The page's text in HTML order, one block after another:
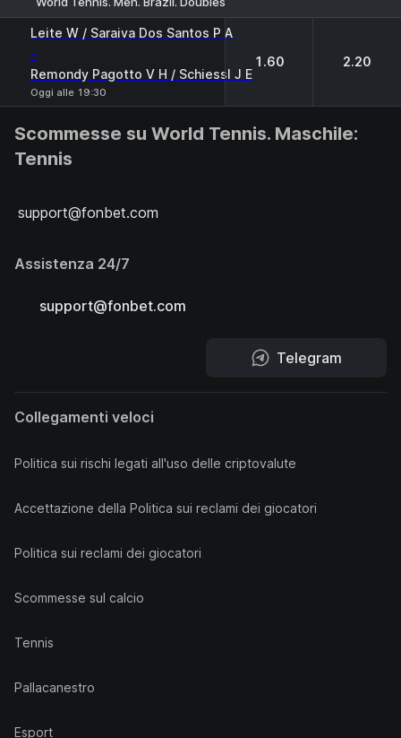
Leite W / Saraiva Dos Santos P A
-
Remondy Pagotto V H / Schiessl J E
Oggi alle 19:30
1.60 2.20
Scommesse su World Tennis. Maschile:
Tennis
support@fonbet.com
Assistenza 24/7
support@fonbet.com
Telegram
Collegamenti veloci
Politica sui rischi legati all'uso delle criptovalute
Accettazione della Politica sui reclami dei giocatori
Politica sui reclami dei giocatori
Scommesse sul calcio
Tennis
Pallacanestro
Esport